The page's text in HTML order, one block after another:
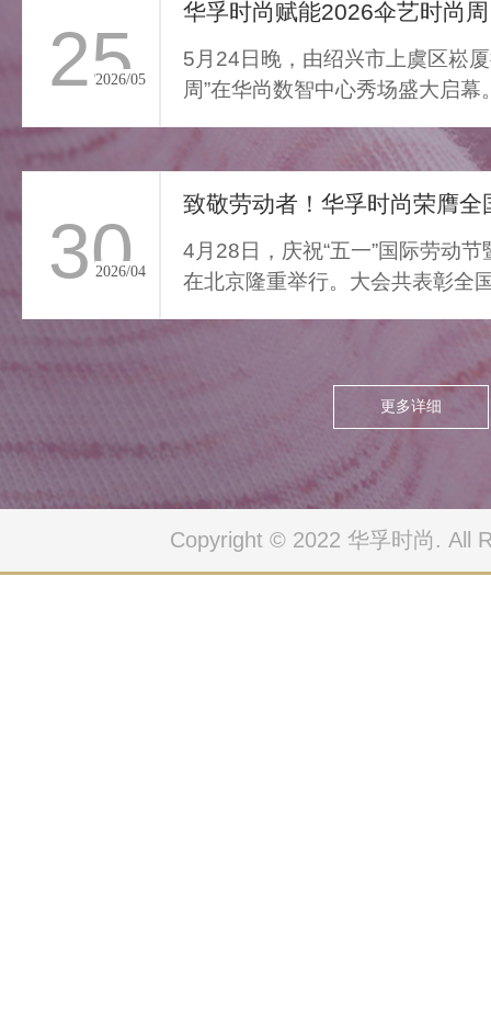
家门，我们亟需“能裹住情
绪”的柔色。家居服将“家的温
柔结界”缝进每寸面料，无需
逃离，换上这身柔雾，便能
让外界紧绷沉进居家软意，
呼吸慢下来，让家成为接住
所有情绪的栖居地。
25
2026/05
华孚时尚赋能2026伞艺时尚
5月24日晚，由绍兴市上虞区崧
周”在华尚数智中心秀场盛大启幕
30
2026/04
致敬劳动者！华孚时尚荣膺
4月28日，庆祝“五一”国际劳动
在北京隆重举行。大会共表彰全
更多详细
Copyright © 2022 华孚时尚. All